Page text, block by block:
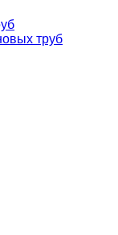
труб